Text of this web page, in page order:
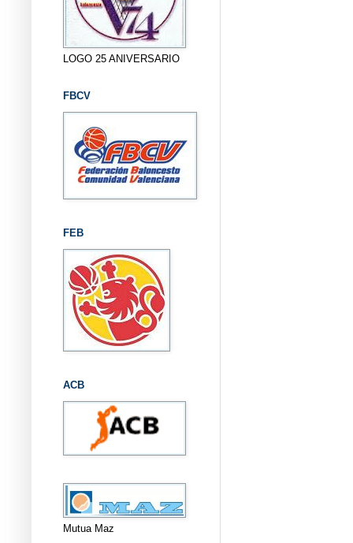
LOGO 25 ANIVERSARIO
FBCV
FEB
ACB
Mutua Maz